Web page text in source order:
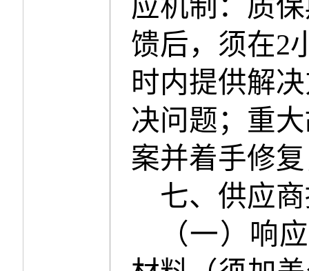
应机制：质
馈后，须在2
时内提供解
决问题；重
案并着手修
七、 供应
（一）响